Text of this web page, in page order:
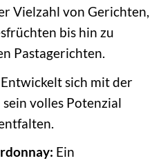
Vielzahl von Gerichten,
bis hin zu
Pastagerichten.
Entwickelt sich mit der
volles Potenzial
Ein